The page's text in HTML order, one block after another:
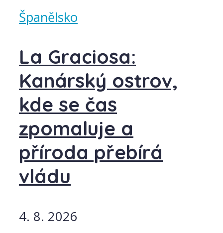
Španělsko
La Graciosa:
Kanárský ostrov,
kde se čas
zpomaluje a
příroda přebírá
vládu
4. 8. 2026